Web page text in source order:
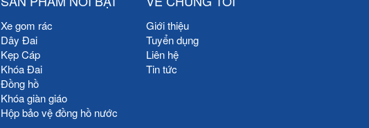
Xe gom rác
Dây Đai
Kẹp Cáp
Khóa Đai
Đồng hồ
Khóa giàn giáo
Hộp bảo vệ đồng hồ nước
Giới thiệu
Tuyển dụng
Liên hệ
Tin tức